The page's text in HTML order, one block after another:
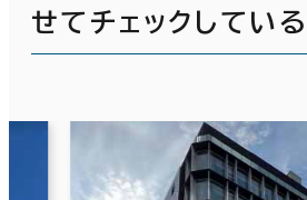
せてチェックしてい